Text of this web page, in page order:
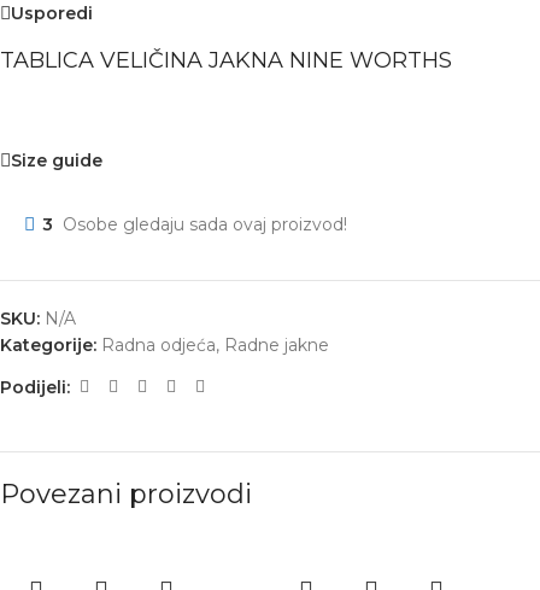
Usporedi
TABLICA VELIČINA JAKNA NINE WORTHS
Size guide
3 Osobe gledaju sada ovaj proizvod!
SKU: N/A
Kategorije: Radna odjeća, Radne jakne
Podijeli:
Povezani proizvodi